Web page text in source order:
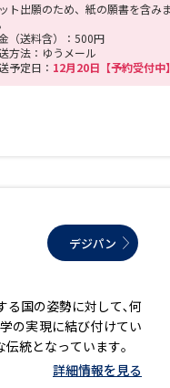
ト出願のため、紙の願書を含み
（送料含）：500円
方法：ゆうメール
予定日： 12月20日【予約受付
デジパン
る国の姿勢に対して､何
の実現に結び付けてい
統となっています｡
詳細情報を見る